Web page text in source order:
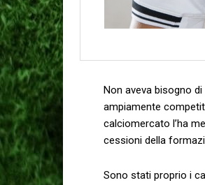
Non aveva bisogno
ampiamente
calciomercato l’ha
cessioni della
Sono stati proprio i